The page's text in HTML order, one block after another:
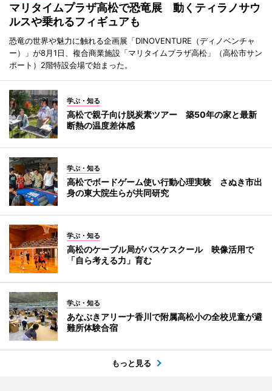
マリタイムプラザ高松で恐竜展 動くティラノサウ
ルスや乗れるフィギュアも
恐竜の世界や魅力に触れる企画展「DINOVENTURE（ディノベンチャ
ー）」が8月1日、複合商業施設「マリタイムプラザ高松」（高松市サン
ポート）2階特設会場で始まった。
学ぶ・知る
高松で親子向け脱炭素ツアー 築50年の家と最新
断熱の温度差体感
学ぶ・知る
高松でボードゲーム使い行動心理実験 さぬき市出
身の東大院生らが共同研究
学ぶ・知る
高松のケーブル局がバスケスクール 映像活用で
「自ら考える力」育む
学ぶ・知る
あなぶきアリーナ香川で附属高松小の全校児童が避
難所体験合宿
もっと見る